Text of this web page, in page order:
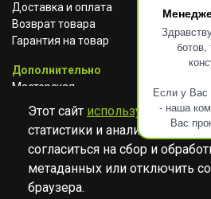
ботов,
Если у Вас
- наша
Вас
Доставка и оплата
Возврат товара
Гарантия на товар
Дополнительно
Мастерская
Сотрудничество
© Музыкальный магазин
Этот сайт использует cookies
статистики и анализа работы
согласиться на сбор и
метаданных или отключить
браузера.